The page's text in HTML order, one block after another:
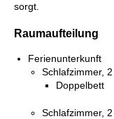
sorgt.
Raumaufteilung
Ferienunterkunft
Schlafzimmer,
Doppelbett
Schlafzimmer,